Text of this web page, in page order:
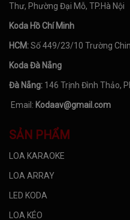
Thư, Phường Đại Mỗ, TP.Hà Nội
Koda Hồ Chí Minh
HCM:Số 449/23/10 Trường
Koda Đà Nẵng
Đà Nẵng: 146 Trịnh Đình Thảo,
Email: Kodaav@gmail.com
SẢN PHẨM
LOA KARAOKE
LOA ARRAY
LED KODA
LOA KÉO